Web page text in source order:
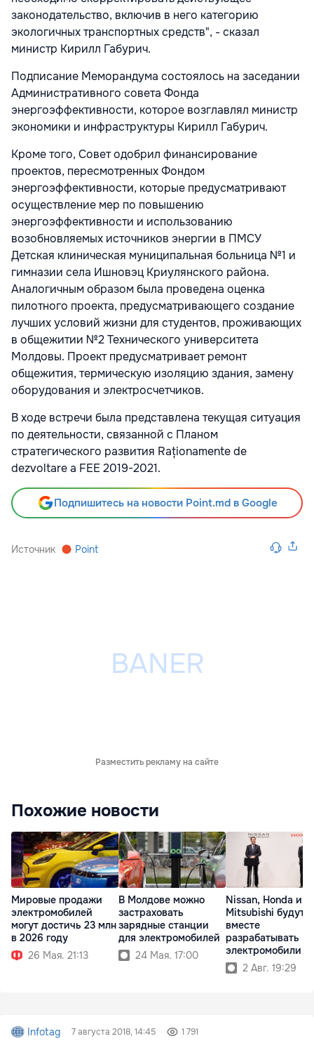
законодательство, включив в него категорию
экологичных транспортных средств", - сказал
министр Кирилл Габурич.
Подписание Меморандума состоялось на заседании
Административного совета Фонда
энергоэффективности, которое возглавлял министр
экономики и инфраструктуры Кирилл Габурич.
Кроме того, Совет одобрил финансирование
проектов, пересмотренных Фондом
энергоэффективности, которые предусматривают
осуществление мер по повышению
энергоэффективности и использованию
возобновляемых источников энергии в ПМСУ
Детская клиническая муниципальная больница №1 и
гимназии села Ишновэц Криулянского района.
Аналогичным образом была проведена оценка
пилотного проекта, предусматривающего создание
лучших условий жизни для студентов, проживающих
в общежитии №2 Технического университета
Молдовы. Проект предусматривает ремонт
общежития, термическую изоляцию здания, замену
оборудования и электросчетчиков.
В ходе встречи была представлена текущая ситуация
по деятельности, связанной с Планом
стратегического развития Raționamente de
dezvoltare a FEE 2019-2021.
Подпишитесь на новости Point.md в Google
Источник Point
Разместить рекламу на сайте
Похожие новости
Мировые продажи
электромобилей
могут достичь 23 млн
в 2026 году
26 Мая. 21:13
В Молдове можно
застраховать
зарядные станции
для электромобилей
24 Мая. 17:00
Nissan, Honda и
Mitsubishi будут
вместе
разрабатывать
электромобили
2 Авг. 19:29
Infotag 7 августа 2018, 14:45 1 791